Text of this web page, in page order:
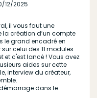
12/2025
il vous faut une
la création d’un compte
le grand encadré en
celui des 11 modules
et c'est lancé ! Vous avez
aides sur cette
interview du créateur,
dans le